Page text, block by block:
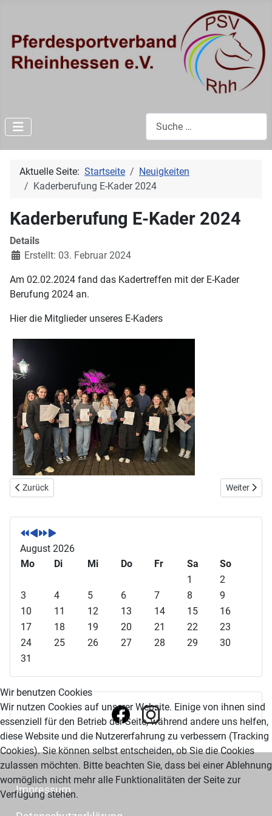
Aktuelle Seite: Startseite
Neuigkeiten
Kaderberufung E-Kader 2024
Kaderberufung E-Kader 2024
Details
Erstellt: 03. Februar 2024
Am 02.02.2024 fand das Kadertreffen mit der E-Kader
Berufung 2024 an.
Hier die Mitglieder unseres E-Kaders
Vorheriger Beitrag: Einladung zur Jahreshauptversammlung 2024
Zurück Nächster
Weiter
V
o
r
h
r
i
g
s
J
a
h
r
V
o
r
h
i
g
r
o
n
a
t
N
ä
c
r
N
ä
c
a
t
August 2026
Mo
Di Mi Do Fr Sa
So
1
2
3
4 5 6 7 8
9
10
11 12 13 14 15
16
17
18 19 20 21 22
23
24
25 26 27 28 29
30
31
Impressum
Wir benutzen Cookies
Wir nutzen Cookies auf unserer Website. Einige von ihnen sind
essenziell für den Betrieb der Seite, während andere uns helfen,
diese Website und die Nutzererfahrung zu verbessern (Tracking
Cookies). Sie können selbst entscheiden, ob Sie die Cookies
zulassen möchten. Bitte beachten Sie, dass bei einer Ablehnung
womöglich nicht mehr alle Funktionalitäten der Seite zur
Verfügung stehen.